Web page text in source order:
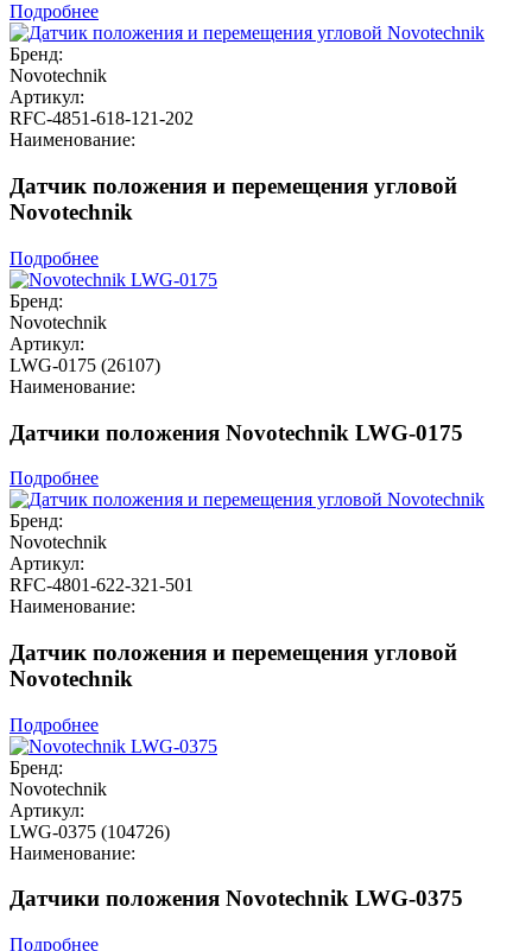
Подробнее
Бренд:
Novotechnik
Артикул:
RFC-4851-618-121-202
Наименование:
Датчик положения и перемещения угловой
Novotechnik
Подробнее
Бренд:
Novotechnik
Артикул:
LWG-0175 (26107)
Наименование:
Датчики положения Novotechnik LWG-0175
Подробнее
Бренд:
Novotechnik
Артикул:
RFC-4801-622-321-501
Наименование:
Датчик положения и перемещения угловой
Novotechnik
Подробнее
Бренд:
Novotechnik
Артикул:
LWG-0375 (104726)
Наименование:
Датчики положения Novotechnik LWG-0375
Подробнее